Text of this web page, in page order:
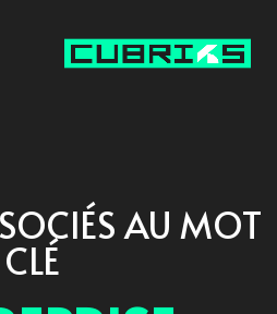
AU MOT
CLÉ